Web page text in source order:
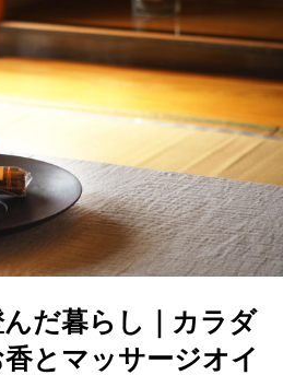
だ暮らし｜カラダ
とマッサージオイ